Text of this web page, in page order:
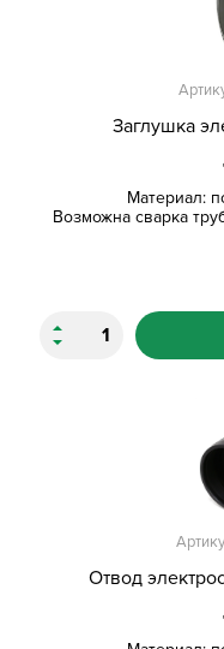
Заглушка
Материал:
Возможна сварка
Отвод